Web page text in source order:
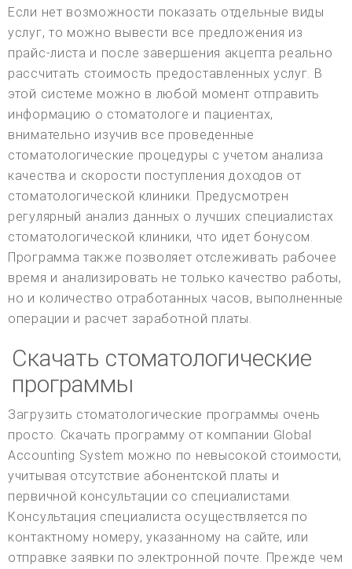
Если нет возможности показать отдельные виды
услуг, то можно вывести все предложения из
прайс-листа и после завершения акцепта реально
рассчитать стоимость предоставленных услуг. В
этой системе можно в любой момент отправить
информацию о стоматологе и пациентах,
внимательно изучив все проведенные
стоматологические процедуры с учетом анализа
качества и скорости поступления доходов от
стоматологической клиники. Предусмотрен
регулярный анализ данных о лучших специалистах
стоматологической клиники, что идет бонусом.
Программа также позволяет отслеживать рабочее
время и анализировать не только качество работы,
но и количество отработанных часов, выполненные
операции и расчет заработной платы.
Скачать стоматологические
программы
Загрузить стоматологические программы очень
просто. Скачать программу от компании Global
Accounting System можно по невысокой стоимости,
учитывая отсутствие абонентской платы и
первичной консультации со специалистами.
Консультация специалиста осуществляется по
контактному номеру, указанному на сайте, или
отправке заявки по электронной почте. Прежде чем